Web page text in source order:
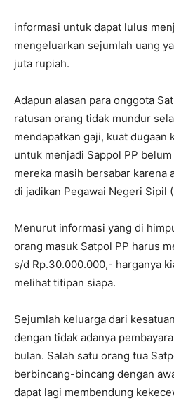
informasi untuk dapat lulus
mengeluarkan sejumlah uang
juta rupiah.
Adapun alasan para onggota
ratusan orang tidak mundur
mendapatkan gaji, kuat dugaan
untuk menjadi Sappol PP
mereka masih bersabar karena
di jadikan Pegawai Negeri Sipil
Menurut informasi yang di
orang masuk Satpol PP harus
s/d Rp.30.000.000,- harganya
melihat titipan siapa.
Sejumlah keluarga dari
dengan tidak adanya
bulan. Salah satu orang tua
berbincang-bincang dengan
dapat lagi membendung